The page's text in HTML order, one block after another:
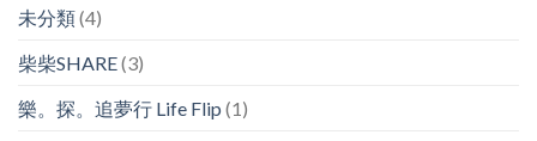
未分類(4)
柴柴SHARE(3)
樂。探。追夢行 Life Flip (1)